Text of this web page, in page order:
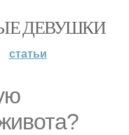
ДЕВУШКИ
статьи